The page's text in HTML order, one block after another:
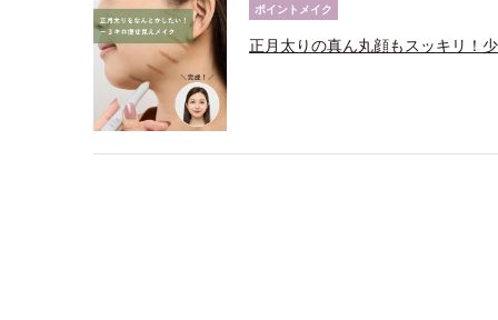
ポイントメイク
正月太りの真ん丸顔もスッキリ！